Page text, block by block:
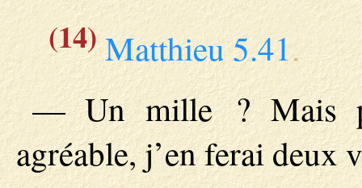
(14)Matthieu 5.41.
— Un mille ? Mais
agréable, j’en ferai deux